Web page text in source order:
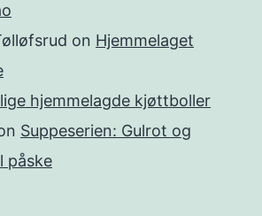
on Hjemmelaget
hjemmelagde kjøttboller
Suppeserien: Gulrot og
påske